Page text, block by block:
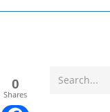
Skip
Search...
0
Shares